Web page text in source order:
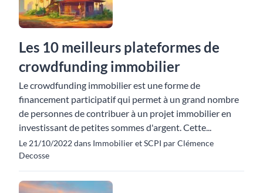
Les 10 meilleurs plateformes de
crowdfunding immobilier
Le crowdfunding immobilier est une forme de
financement participatif qui permet à un grand nombre
de personnes de contribuer à un projet immobilier en
investissant de petites sommes d'argent. Cette...
Le 21/10/2022 dans Immobilier et SCPI par Clémence
Decosse